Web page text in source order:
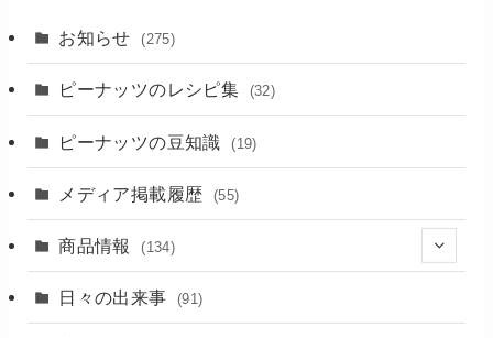
お知らせ (275)
ピーナッツのレシピ集 (32)
ピーナッツの豆知識 (19)
メディア掲載履歴 (55)
商品情報 (134)
(18)
日々の出来事 (91)